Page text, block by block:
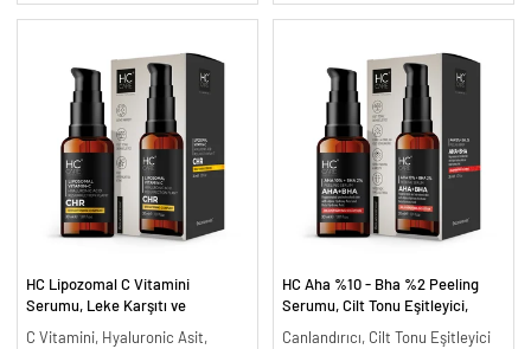
HC Lipozomal C Vitamini
Serumu, Leke Karşıtı ve
C Vitamini, Hyaluronic Asit,
HC Aha %10 - Bha %2 Peeling
Serumu, Cilt Tonu Eşitleyici,
Canlandırıcı, Cilt Tonu Eşitleyici